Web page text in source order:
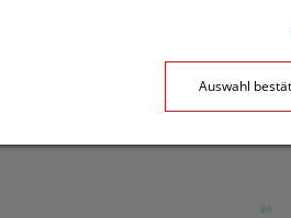
Auswahl